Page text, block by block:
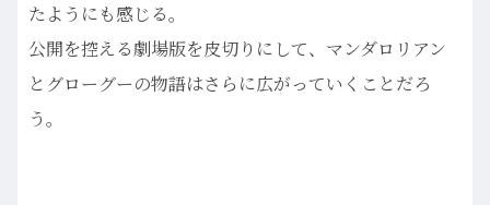
たようにも感じる。
公開を控える劇場版を皮切りにして、マンダロリアン
とグローグーの物語はさらに広がっていくことだろ
う。